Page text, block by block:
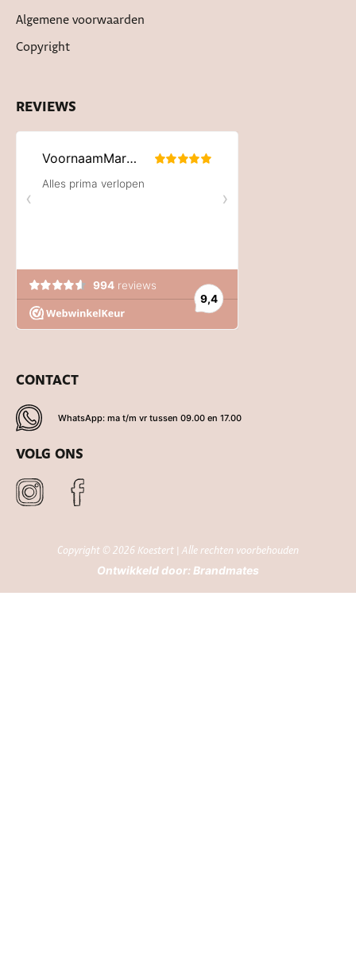
Algemene voorwaarden
Copyright
REVIEWS
CONTACT
WhatsApp: ma t/m vr tussen 09.00 en 17.00
VOLG ONS
Copyright © 2026 Koestert | Alle rechten voorbehouden
Ontwikkeld door: Brandmates